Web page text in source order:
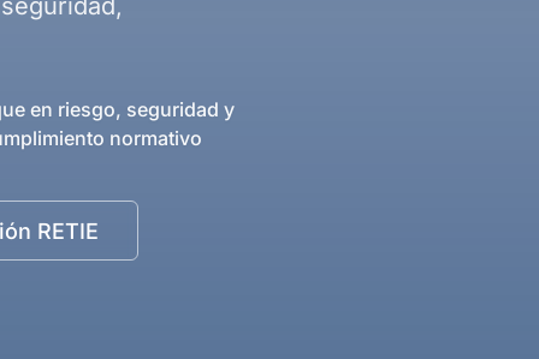
en riesgo, seguridad y
normativo
RETIE